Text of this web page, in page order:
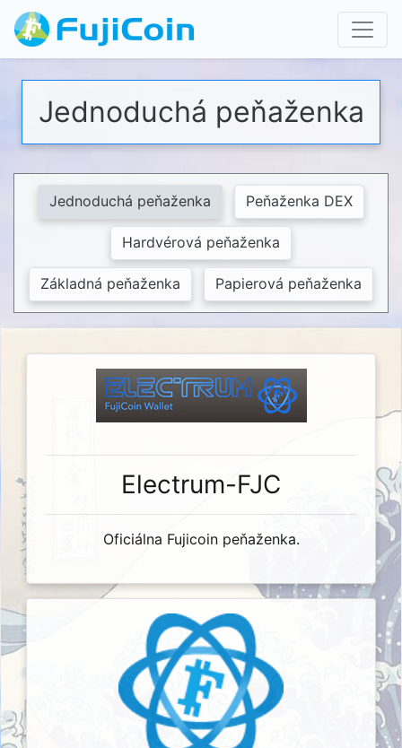
Jednoduchá peňaženka
Jednoduchá peňaženka Peňaženka DEX
Hardvérová peňaženka
Základná peňaženka Papierová peňaženka
Electrum-FJC
Oficiálna Fujicoin peňaženka.